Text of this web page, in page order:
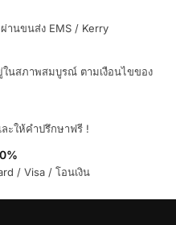
านขนส่ง EMS / Kerry
นสภาพสมบูรณ์ ตามเงือนไขของ
ะให้คำปรึกษาฟรี !
/ Visa / โอนเงิน